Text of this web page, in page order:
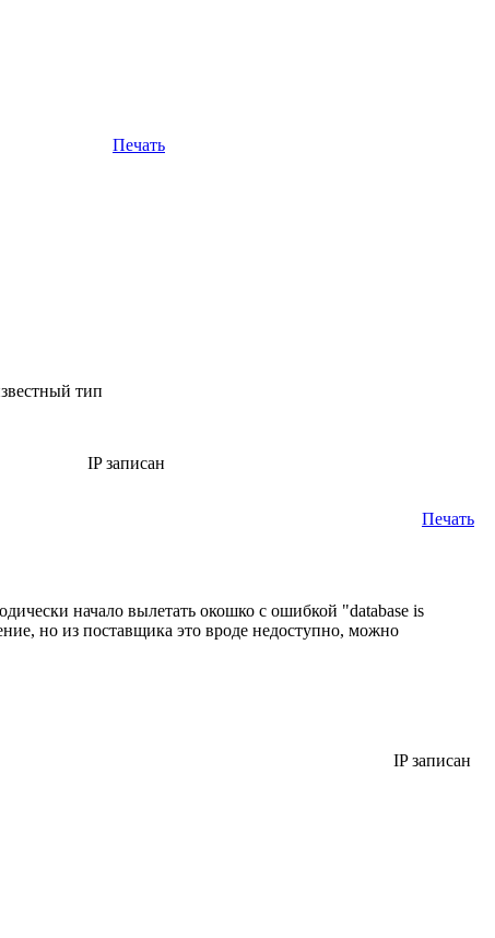
Печать
тип
IP записан
Печать
начало вылетать окошко с ошибкой "database is
но из поставщика это вроде недоступно, можно
IP записан